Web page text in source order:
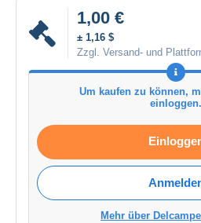
1,00 €
± 1,16 $
Zzgl. Versand- und
Um kaufen zu können,
einloggen.
Mehr über